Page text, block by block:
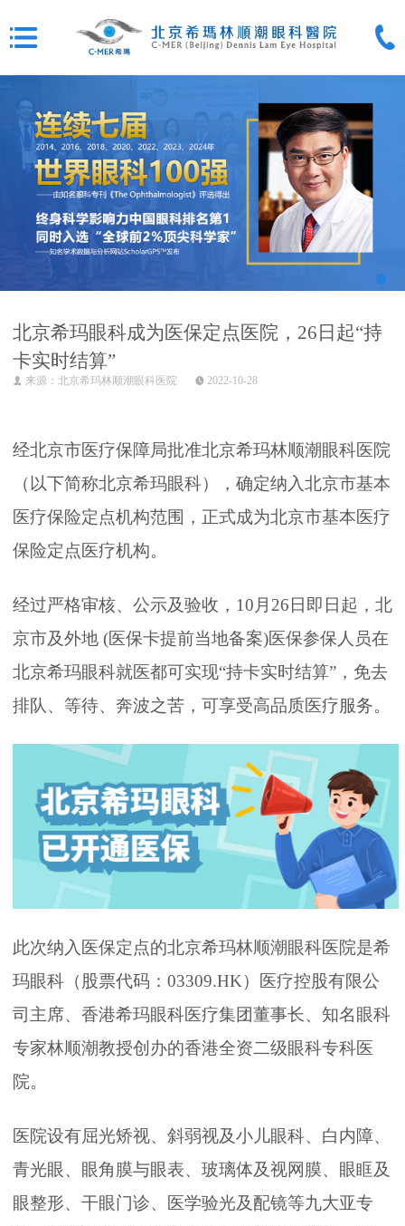
北京希玛眼科成为医保定点医院，26日起“持
卡实时结算”
来源：北京希玛林顺潮眼科医院 2022-10-28
经北京市医疗保障局批准北京希玛林顺潮眼科医院
（以下简称北京希玛眼科），确定纳入北京市基本
医疗保险定点机构范围，正式成为北京市基本医疗
保险定点医疗机构。
经过严格审核、公示及验收，10月26日即日起，北
京市及外地 (医保卡提前当地备案)医保参保人员在
北京希玛眼科就医都可实现“持卡实时结算”，免去
排队、等待、奔波之苦，可享受高品质医疗服务。
此次纳入医保定点的北京希玛林顺潮眼科医院是希
玛眼科（股票代码：03309.HK）医疗控股有限公
司主席、香港希玛眼科医疗集团董事长、知名眼科
专家林顺潮教授创办的香港全资二级眼科专科医
院。
医院设有屈光矫视、斜弱视及小儿眼科、白内障、
青光眼、眼角膜与眼表、玻璃体及视网膜、眼眶及
眼整形、干眼门诊、医学验光及配镜等九大亚专